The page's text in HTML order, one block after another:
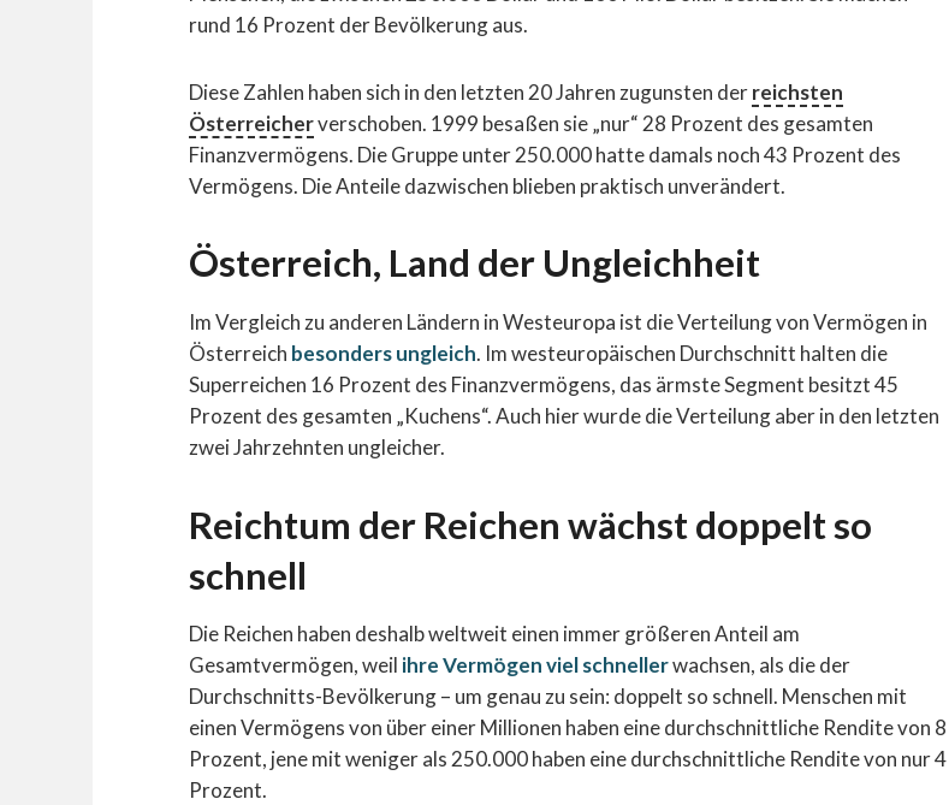
rund 16 Prozent der Bevölkerung aus.
Diese Zahlen haben sich in den letzten 20 Jahren zugunsten derreichsten
Österreicherverschoben. 1999 besaßen sie „nur“ 28 Prozent des gesamten
Finanzvermögens. Die Gruppe unter 250.000 hatte damals noch 43 Prozent des
Vermögens. Die Anteile dazwischen blieben praktisch unverändert.
Österreich, Land der Ungleichheit
Im Vergleich zu anderen Ländern in Westeuropa ist die Verteilung von Vermögen in
Österreich besonders ungleich. Im westeuropäischen Durchschnitt halten die
Superreichen 16 Prozent des Finanzvermögens, das ärmste Segment besitzt 45
Prozent des gesamten „Kuchens“. Auch hier wurde die Verteilung aber in den letzten
zwei Jahrzehnten ungleicher.
Reichtum der Reichen wächst doppelt so
schnell
Die Reichen haben deshalb weltweit einen immer größeren Anteil am
Gesamtvermögen, weil ihre Vermögen viel schnellerwachsen, als die der
Durchschnitts-Bevölkerung – um genau zu sein: doppelt so schnell. Menschen mit
einen Vermögens von über einer Millionen haben eine durchschnittliche Rendite von 8
Prozent, jene mit weniger als 250.000 haben eine durchschnittliche Rendite von nur 4
Prozent.